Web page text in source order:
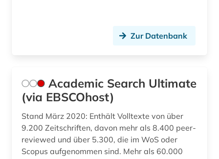
deutsches historisches institut in rom (1)
naturwissenschaft und technik (1)
deutsches nationaltheater weimar (1)
deutsches sprachgebiet (3)
Zur Datenbank
Academic Search Ultimate
(via EBSCOhost)
Stand März 2020: Enthält Volltexte von über
9.200 Zeitschriften, davon mehr als 8.400 peer-
reviewed und über 5.300, die im WoS oder
Scopus aufgenommen sind. Mehr als 60.000